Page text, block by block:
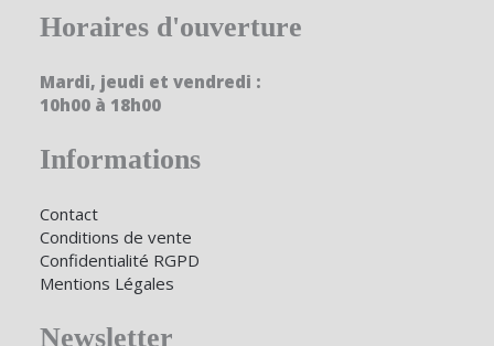
Horaires d'ouverture
Mardi, jeudi et vendredi :
10h00 à 18h00
Informations
Contact
Conditions de vente
Confidentialité RGPD
Mentions Légales
Newsletter